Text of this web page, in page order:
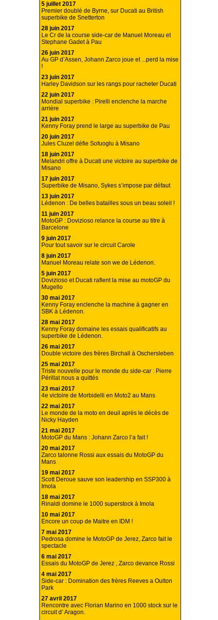
5 juillet 2017
Premier doublé de Byrne, sur Ducati au British
superbike de Snetterton
28 juin 2017
Le Cr de la course side-car de Manuel Moreau et
Stephane Gadet à Pau
26 juin 2017
Au GP d’Assen, Johann Zarco joue et ...perd la mise
!
23 juin 2017
Harley Davidson sur les rangs pour racheter Ducati
22 juin 2017
Mondial superbike : Pirelli enclenche la marche
arrière
21 juin 2017
Kenny Foray prend le large au superbike de Pau
20 juin 2017
Jules Cluzel défie Sofuoglu à Misano
18 juin 2017
Melandri offre à Ducati une victoire au superbike de
Misano
17 juin 2017
Superbike de Misano, Sykes s’impose par défaut
13 juin 2017
Lédenon : De belles batailles sous un beau soleil !
11 juin 2017
MotoGP : Dovizioso relance la course au titre à
Barcelone
9 juin 2017
Pour tout savoir sur le circuit Carole
8 juin 2017
Manuel Moreau relate son we de Lédenon.
5 juin 2017
Dovizioso et Ducati raflent la mise au motoGP du
Mugello
30 mai 2017
Kenny Foray enclenche la machine à gagner en
SBK à Lédenon.
28 mai 2017
Kenny Foray domaine les essais qualificatifs au
superbike de Lédenon.
26 mai 2017
Double victoire des frères Birchall à Oschersleben
25 mai 2017
Triste nouvelle pour le monde du side-car : Pierre
Périllat nous a quittés
23 mai 2017
4e victoire de Morbidelli en Moto2 au Mans
22 mai 2017
Le monde de la moto en deuil après le décès de
Nicky Hayden
21 mai 2017
MotoGP du Mans : Johann Zarco l’a fait !
20 mai 2017
Zarco talonne Rossi aux essais du MotoGP du
Mans
19 mai 2017
Scott Deroue sauve son leadership en SSP300 à
Imola
18 mai 2017
Rinaldi domine le 1000 superstock à Imola
10 mai 2017
Encore un coup de Maitre en IDM !
7 mai 2017
Pedrosa domine le MotoGP de Jerez, Zarco fait le
spectacle
6 mai 2017
Essais du MotoGP de Jerez , Zarco devance Rossi
4 mai 2017
Side-car : Domination des frères Reeves a Oulton
Park
27 avril 2017
Rencontre avec Florian Marino en 1000 stock sur le
circuit d’ Aragon.